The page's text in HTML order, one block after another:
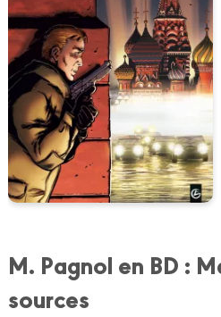
M. Pagnol en BD :
sources